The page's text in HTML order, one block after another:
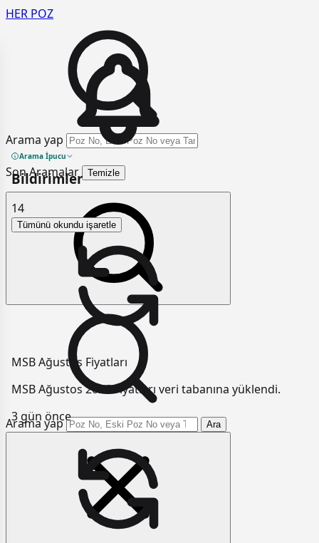
HER POZ
Arama yap
Arama İpucu
Son Aramalar Temizle
Arama yap Ara
Bildirimler
14
Tümünü okundu işaretle
MSB Ağustos Fiyatları
MSB Ağustos 2026 Fiyatları veri tabanına yüklendi.
3 gün önce